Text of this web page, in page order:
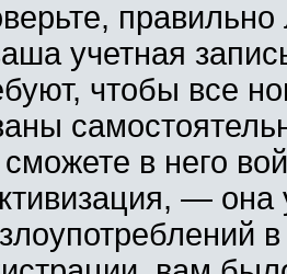
учетная
чтобы все
в него
—